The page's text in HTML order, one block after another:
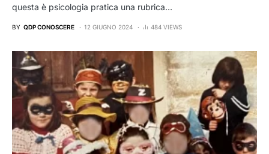
questa è psicologia pratica una rubrica…
BY QDP CONOSCERE 12 GIUGNO 2024 484 VIEWS